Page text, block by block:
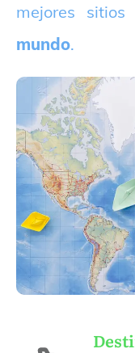
mejores
mundo.